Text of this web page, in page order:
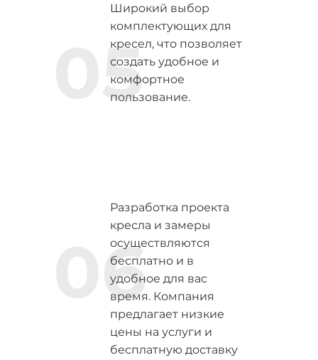
Широкий выбор
комплектующих для
кресел, что позволяет
создать удобное и
комфортное
пользование.
Разработка проекта
кресла и замеры
осуществляются
бесплатно и в
удобное для вас
время. Компания
предлагает низкие
цены на услуги и
бесплатную доставку
05
06